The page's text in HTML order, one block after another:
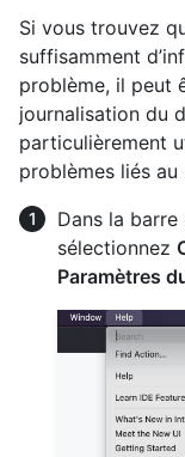
Si vous trouvez
suffisamment
problème, il peut
journalisation du
particulièrement
problèmes liés au
Dans la
sélectionnez
Paramètres